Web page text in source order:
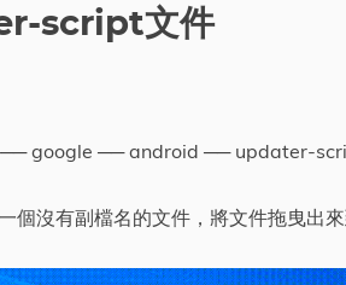
script文件
google ── android ── updater-
個沒有副檔名的文件，將文件拖曳出